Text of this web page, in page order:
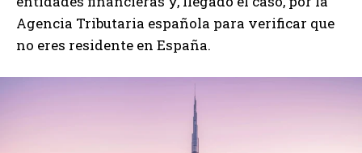
Agencia Tributaria española para verificar que
no eres residente en España.